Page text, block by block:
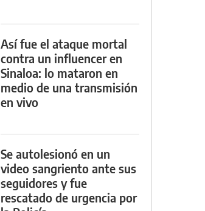
Así fue el ataque mortal
contra un influencer en
Sinaloa: lo mataron en
medio de una transmisión
en vivo
Se autolesionó en un
video sangriento ante sus
seguidores y fue
rescatado de urgencia por